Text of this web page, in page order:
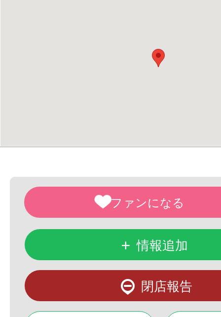
+ 情報追加
閉店報告